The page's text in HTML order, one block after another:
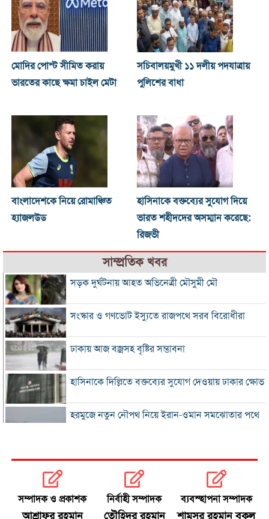
মোদির পোস্ট সীমিত করায়
ভারতের কাছে ক্ষমা চাইল মেটা
সচিবালয়মুখী ১১ দলীয় পদযাত্রায়
পুলিশের বাধা
বাংলাদেশকে নিয়ে রোমাঞ্চিত
হ্যাজলউড
হাসিনাকে বক্তব্যের সুযোগ দিয়ে
ভারত শহীদদের অসম্মান করেছে:
রিজভী
সাম্প্রতিক খবর
সড়ক দুর্ঘটনায় আহত অভিনেত্রী মৌসুমী মৌ
সংস্কার ও গণভোট ইস্যুতে রাজপথে সরব বিরোধীরা
ঢাকায় আজ বজ্রসহ বৃষ্টির সম্ভাবনা
হাসিনাকে দিল্লিতে বক্তব্যের সুযোগ দেওয়ায় ঢাকার ক্ষোভ
হরমুজে নতুন নৌপথ নিয়ে ইরান-ওমান সমঝোতার পথে
ভুল স্বীকার করে ক্ষমা চাইল ফিফা
স্বর্ণের ভরি বাড়ল প্রায় ১০ হাজার টাকা
সম্পাদক ও প্রকাশক
আশ্রাফুর রহমান
নির্বাহী সম্পাদক
তৌহিদুর রহমান
ব্যবস্হাপনা সম্পাদক
শামসুর রহমান বকুল